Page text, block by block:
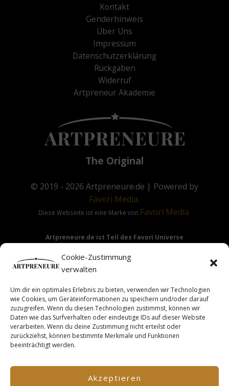
Cookie-Zustimmung
verwalten
Um dir ein optimales Erlebnis zu bieten, verwenden wir Technologien
wie Cookies, um Geräteinformationen zu speichern und/oder darauf
zuzugreifen. Wenn du diesen Technologien zustimmst, können wir
Daten wie das Surfverhalten oder eindeutige IDs auf dieser Website
verarbeiten. Wenn du deine Zustimmung nicht erteilst oder
zurückziehst, können bestimmte Merkmale und Funktionen
beeinträchtigt werden.
Akzeptieren
Kontakt
Genderhinweis
Über Uns
Impressum
Datenschutzerklärung
Rückgaben
Widerruf
Artpreneur Akademie
The Original
© 2019 - 2026 Artpreneure.de | Powered by
Favori Media
Diese Webseite ist eine Marke von Favori Media
Artpreneure.de ist Teil des Favori Universe
Hinweis:Die Angebote & Inhalte dieser Seite richten sich
ausdrücklich nur an Gewerbetreibende & Unternehmer im
Sinne des §14 BGB.
Facebook TM Inc. Additionally, this site is NOT endorsed by
FacebookTM in any way. FACEBOOK TM is a trademark of